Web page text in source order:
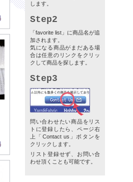
します。
Step2
「favorite list」に商品名が追
加されます。
気になる商品がまだある場
合は任意のリンクをクリッ
クして商品を探します。
Step3
問い合わせたい商品をリス
トに登録したら、ページ右
上「Contact us」ボタンを
クリックします。
リスト登録せず、お問い合
わせ頂くことも可能です。